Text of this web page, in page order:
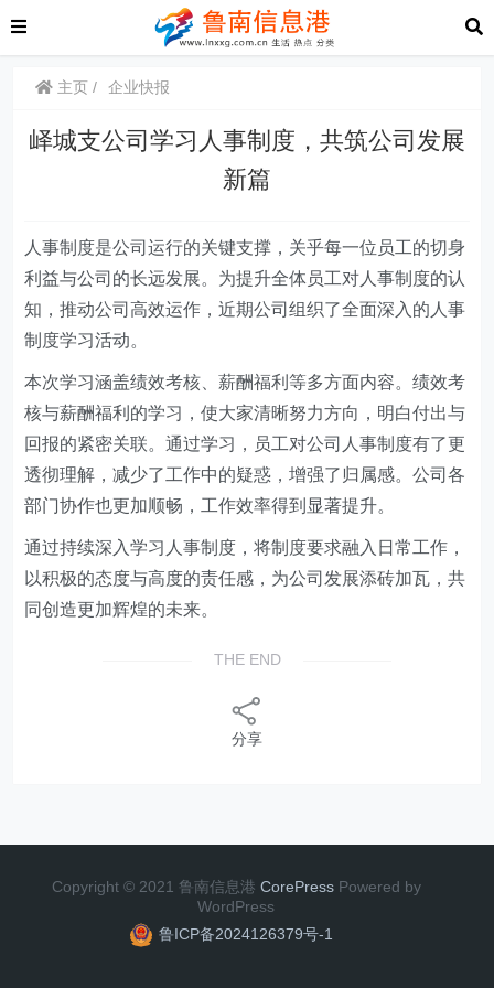
主页 企业快报
峄城支公司学习人事制度，共筑公司发展
新篇
人事制度是公司运行的关键支撑，关乎每一位员工的切身
利益与公司的长远发展。为提升全体员工对人事制度的认
知，推动公司高效运作，近期公司组织了全面深入的人事
制度学习活动。
本次学习涵盖绩效考核、薪酬福利等多方面内容。绩效考
核与薪酬福利的学习，使大家清晰努力方向，明白付出与
回报的紧密关联。通过学习，员工对公司人事制度有了更
透彻理解，减少了工作中的疑惑，增强了归属感。公司各
部门协作也更加顺畅，工作效率得到显著提升。
通过持续深入学习人事制度，将制度要求融入日常工作，
以积极的态度与高度的责任感，为公司发展添砖加瓦，共
同创造更加辉煌的未来。
THE END
分享
Copyright © 2021 鲁南信息港 CorePress Powered by
WordPress
鲁ICP备2024126379号-1